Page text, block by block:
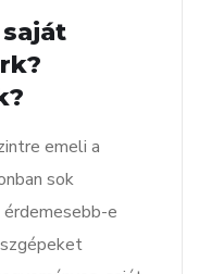
emeli a
sok
e